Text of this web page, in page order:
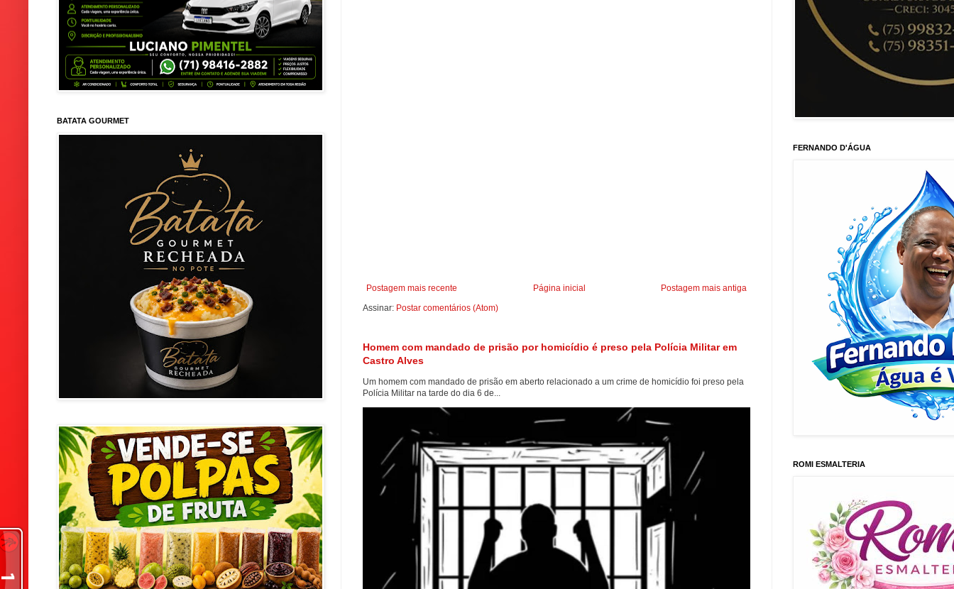
Postagem mais recente Postagem mais antiga
Página inicial
Assinar: Postar comentários (Atom)
Homem com mandado de prisão por homicídio é preso pela Polícia Militar em
Castro Alves
Um homem com mandado de prisão em aberto relacionado a um crime de homicídio foi preso pela
Polícia Militar na tarde do dia 6 de...
BATATA GOURMET
FERNANDO D'ÁGUA
ROMI ESMALTERIA